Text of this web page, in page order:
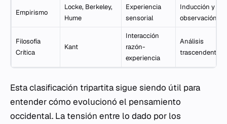
Empirismo
Locke, Berkeley,
Hume
Experiencia
sensorial
Inducción y
observación
Filosofía
Crítica
Kant
Interacción
razón-
experiencia
Análisis
trascendental
Esta clasificación tripartita sigue siendo útil para
entender cómo evolucionó el pensamiento
occidental. La tensión entre lo dado por los